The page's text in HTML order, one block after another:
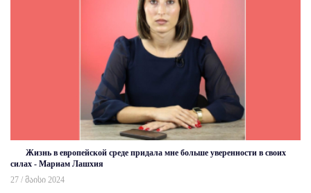
Жизнь в европейской среде придала мне больше уверенности в своих
силах - Мариам Лашхия
27 / მაისი 2024